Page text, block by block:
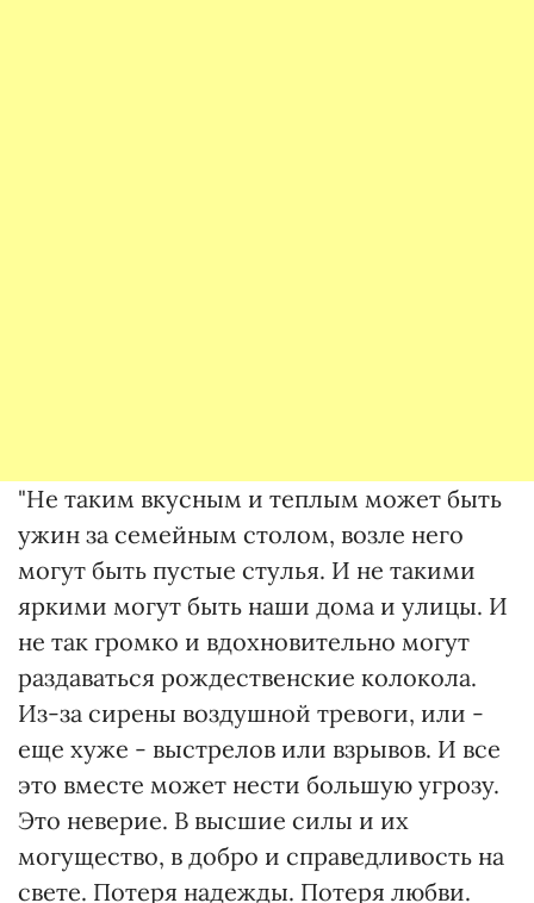
"Не таким вкусным и теплым может быть
ужин за семейным столом, возле него
могут быть пустые стулья. И не такими
яркими могут быть наши дома и улицы. И
не так громко и вдохновительно могут
раздаваться рождественские колокола.
Из-за сирены воздушной тревоги, или -
еще хуже - выстрелов или взрывов. И все
это вместе может нести большую угрозу.
Это неверие. В высшие силы и их
могущество, в добро и справедливость на
свете. Потеря надежды. Потеря любви.